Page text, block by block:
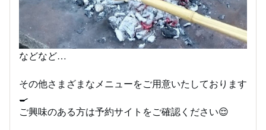
などなど…
その他さまざまなメニューをご用意いたしております
🍳
ご興味のある方は予約サイトをご確認ください😌